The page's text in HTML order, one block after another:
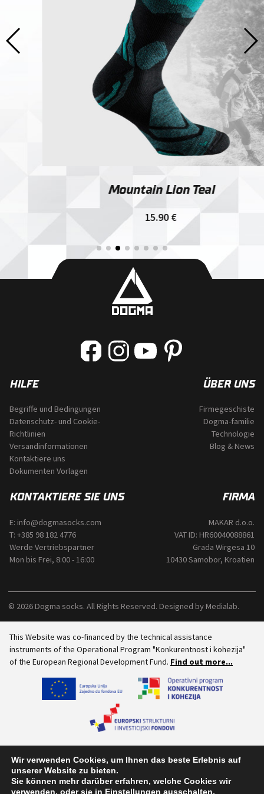
Mountain Lion Teal
15.90 €
HILFE
Begriffe und Bedingungen
Datenschutz- und Cookie-
Richtlinien
Versandinformationen
Kontaktiere uns
Dokumenten Vorlagen
ÜBER UNS
Firmegeschiste
Dogma-familie
Technologie
Blog & News
KONTAKTIERE SIE UNS
E: info@dogmasocks.com
T: +385 98 182 4776
Werde Vertriebspartner
Mon bis Frei, 8:00 - 16:00
FIRMA
MAKAR d.o.o.
VAT ID: HR60040088861
Grada Wirgesa 10
10430 Samobor, Kroatien
© 2026 Dogma socks. All Rights Reserved. Designed byMedialab.
This Website was co-financed by the technical assistance
instruments of the Operational Program "Konkurentnost i kohezija"
of the European Regional Development Fund. Find out more...
Wir verwenden Cookies, um Ihnen das beste Erlebnis auf
unserer Website zu bieten.
Sie können mehr darüber erfahren, welche Cookies wir
verwenden, oder sie in Einstellungen ausschalten.